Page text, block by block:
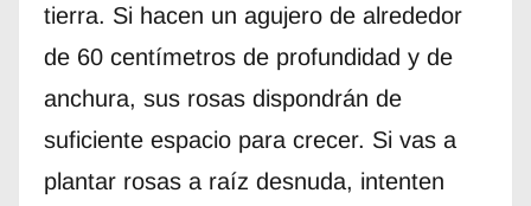
tierra. Si hacen un agujero de alrededor
de 60 centímetros de profundidad y de
anchura, sus rosas dispondrán de
suficiente espacio para crecer. Si vas a
plantar rosas a raíz desnuda, intenten